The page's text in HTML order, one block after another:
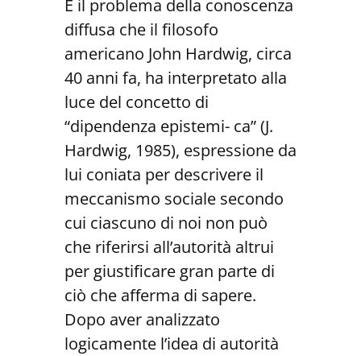
È il problema della conoscenza
diffusa che il filosofo
americano John Hardwig, circa
40 anni fa, ha interpretato alla
luce del concetto di
“dipendenza epistemi- ca” (J.
Hardwig, 1985), espressione da
lui coniata per descrivere il
meccanismo sociale secondo
cui ciascuno di noi non può
che riferirsi all’autorità altrui
per giustificare gran parte di
ciò che afferma di sapere.
Dopo aver analizzato
logicamente l’idea di autorità